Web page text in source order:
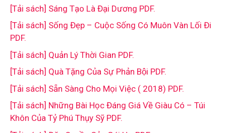
[Tải sách] Sáng Tạo Là Đại Dương PDF.
[Tải sách] Sống Đẹp – Cuộc Sống Có Muôn Vàn Lối Đi
PDF.
[Tải sách] Quản Lý Thời Gian PDF.
[Tải sách] Quà Tặng Của Sự Phản Bội PDF.
[Tải sách] Sẵn Sàng Cho Mọi Việc ( 2018) PDF.
[Tải sách] Những Bài Học Đáng Giá Về Giàu Có – Túi
Khôn Của Tỷ Phú Thụy Sỹ PDF.